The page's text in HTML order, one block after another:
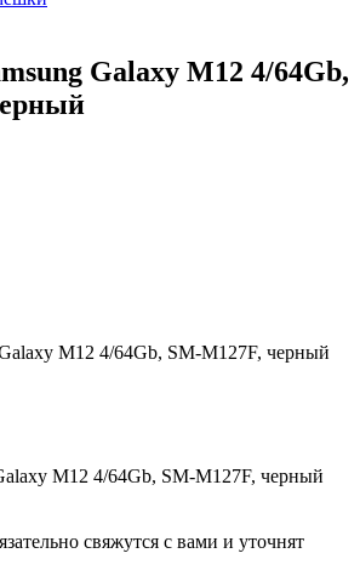
Galaxy M12 4/64Gb,
M12 4/64Gb, SM-M127F, черный
M12 4/64Gb, SM-M127F, черный
свяжутся с вами и уточнят